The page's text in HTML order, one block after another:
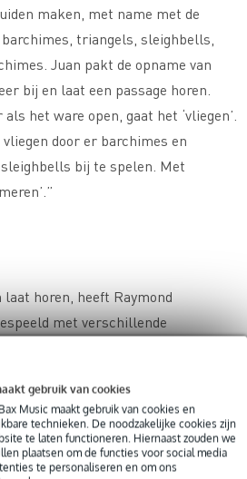
gebruik van cookies
Music maakt gebruik van cookies en
technieken. De noodzakelijke cookies zijn
te laten functioneren. Hiernaast zouden we
plaatsen om de functies voor social media
te personaliseren en om ons
maken, met name met de
triangels, sleighbells,
Juan pakt de opname van
bij en laat een passage horen.
het ware open, gaat het ‘vliegen’.
door er barchimes en
bij te spelen. Met
laat horen, heeft Raymond
met verschillende
live moet spelen? “Dan
A’s en B’s en misschien wel C’s. A
waar ik conga’s in speel. B het
timbales. En tussendoor kleine
Zoals eerder gezegd: de